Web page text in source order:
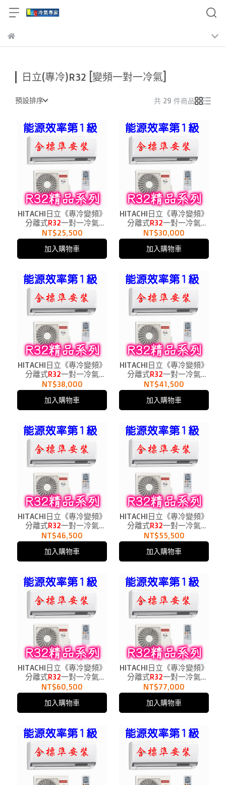
日立(專冷)R32 [變頻一對一冷氣]
預設排序 共 29 件商品
HITACHI日立《專冷變頻》
分離式R32一對一冷氣
RAC-22SP、RAS-22YSP1
適用3.5坪
NT$25,500
加入購物車
HITACHI日立《專冷變頻》
分離式R32一對一冷氣
RAC-28SP、RAS-28YSP1
適用5坪
NT$30,000
加入購物車
HITACHI日立《專冷變頻》
分離式R32一對一冷氣
RAC-36SP、RAS-36YSP1
適用6坪
NT$38,000
加入購物車
HITACHI日立《專冷變頻》
分離式R32一對一冷氣
RAC-40SP、RAS-40YSP1
適用6.5坪
NT$41,500
加入購物車
HITACHI日立《專冷變頻》
分離式R32一對一冷氣
RAC-50SP、RAS-50YSP1
適用8.5坪
NT$46,500
加入購物車
HITACHI日立《專冷變頻》
分離式R32一對一冷氣
RAC-63SP、RAS-63YSP1
適用10.5坪
NT$55,500
加入購物車
HITACHI日立《專冷變頻》
分離式R32一對一冷氣
RAC-71SP、RAS-71YSP1
適用12坪
NT$60,500
加入購物車
HITACHI日立《專冷變頻》
分離式R32一對一冷氣
RAC-81SP、RAS-81YSP1
適用13.5坪
NT$77,000
加入購物車